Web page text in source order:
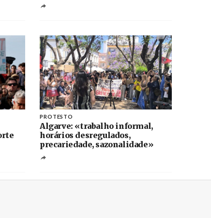
PROTESTO
Algarve: «trabalho informal,
horários desregulados,
precariedade, sazonalidade»